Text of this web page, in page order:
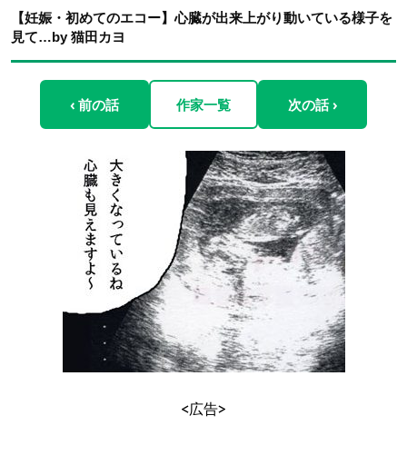
【妊娠・初めてのエコー】心臓が出来上がり動いている様子を
見て…by 猫田カヨ
‹ 前の話 作家一覧 次の話 ›
<広告>